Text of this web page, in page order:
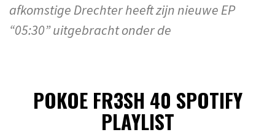
afkomstige Drechter heeft zijn nieuwe EP
“05:30” uitgebracht onder de
POKOE FR3SH 40 SPOTIFY
PLAYLIST